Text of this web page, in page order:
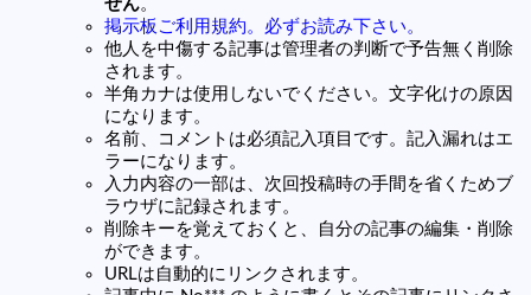
せん。
掲示板ご利用規約。必ずお読み下さい。
他人を中傷する記事は管理者の判断で予告無く削除
されます。
半角カナは使用しないでください。文字化けの原因
になります。
名前、コメントは必須記入項目です。記入漏れはエ
ラーになります。
入力内容の一部は、次回投稿時の手間を省くためブ
ラウザに記録されます。
削除キーを覚えておくと、自分の記事の編集・削除
ができます。
URLは自動的にリンクされます。